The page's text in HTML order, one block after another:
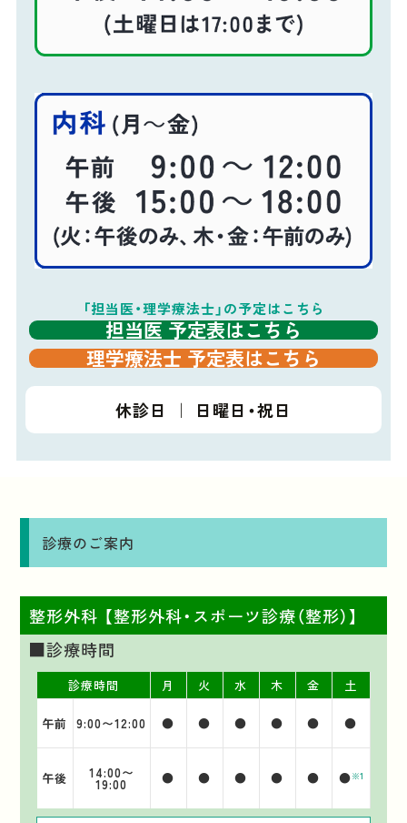
2026年06月23日
【重要】令和8年6月1日～22日に、当院を受診された患者様へ
「担当医・理学療法士」の予定はこちら
担当医 予定表はこちら
理学療法士 予定表はこちら
休診日 ｜ 日曜日・祝日
診療のご案内
整形外科 【整形外科・スポーツ診療（整形）】
■診療時間
診療時間 月 火 水 木 金 土
午前 9:00〜12:00 ● ● ● ● ● ●
午後 14:00〜
19:00 ● ● ● ● ● ●※1